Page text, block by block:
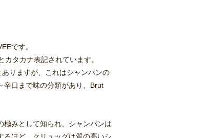
です。
タカナ表記されています。
りますが、これはシャンパンの
辛口まで味の分類があり、Brut
みとして知られ、シャンパンは